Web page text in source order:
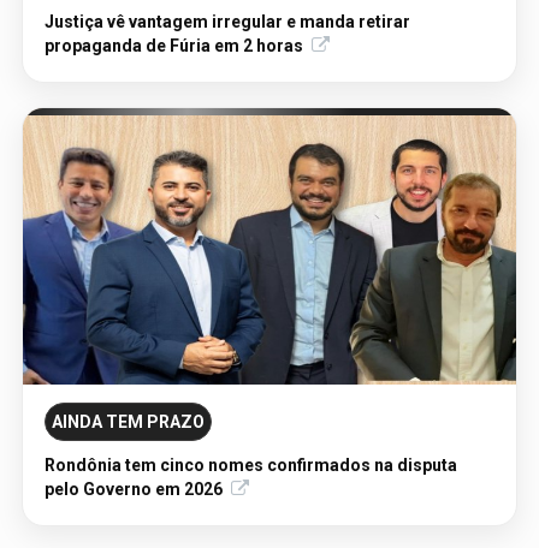
AVISO DE LICITAÇÃO: PREGÃO ELETRÔNICO nº
90111/2025/SUPEL/RO
04/08/2026 - Publicação Legal
Justiça vê vantagem irregular e manda retirar
propaganda de Fúria em 2 horas
AINDA TEM PRAZO
Rondônia tem cinco nomes confirmados na disputa
pelo Governo em 2026